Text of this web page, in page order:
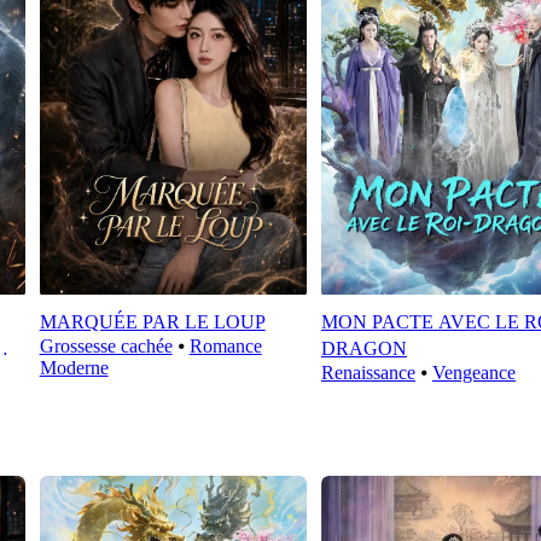
MARQUÉE PAR LE LOUP
Grossesse cachée⦁ Romance
Moderne
MON PACTE AVEC LE
DRAGON
Renaissance⦁ Vengeance